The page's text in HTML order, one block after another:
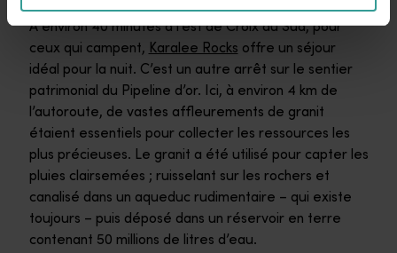
À environ 40 minutes à l’est de Croix du Sud, pour
ceux qui campent, Karalee Rocks offre un séjour
idéal pour la nuit. C’est un autre arrêt sur le sentier
patrimonial du Pipeline d’or. Ici, à environ 4 km de
l’autoroute, de vastes affleurements de granit
étaient essentiels pour collecter les ressources les
plus précieuses. Le granit a été utilisé pour capter les
pluies clairsemées ; ruisselant sur les rochers et
canalisé dans un aqueduc rudimentaire – qui existe
toujours – puis déposé dans un réservoir en terre
contenant 50 millions de litres d’eau.